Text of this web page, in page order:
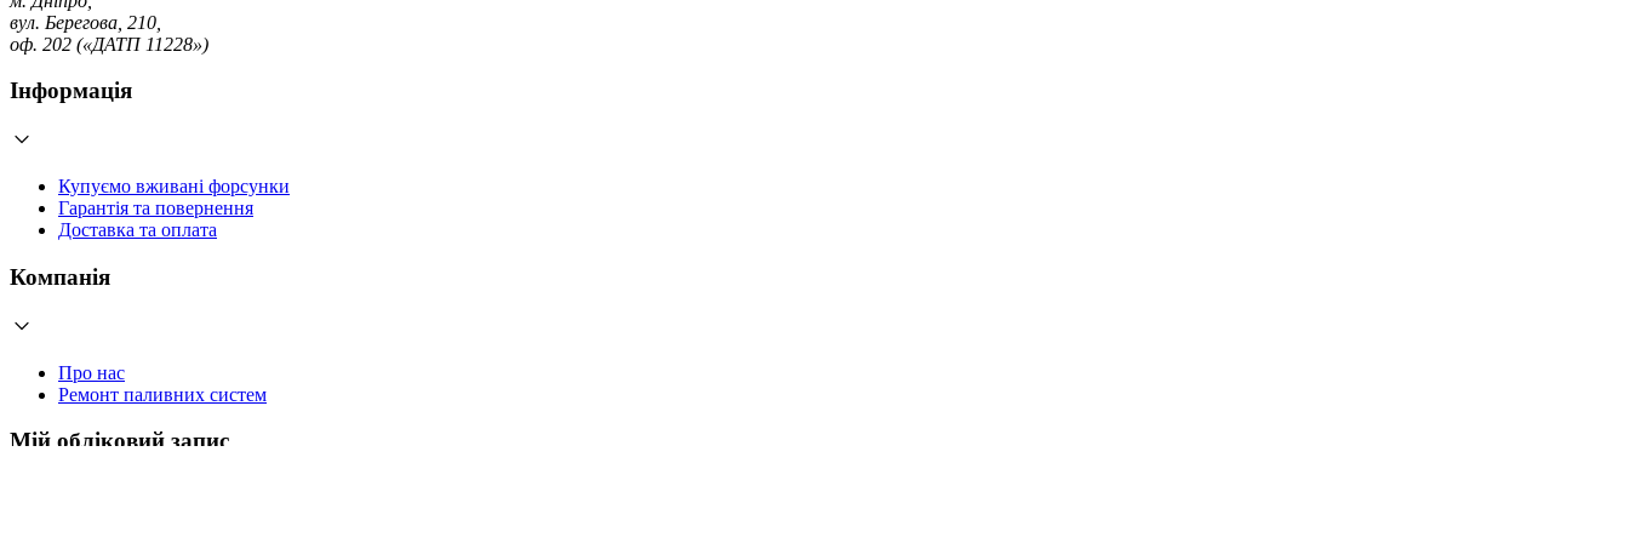
вул. Берегова, 210,
оф. 202 («ДАТП 11228»)
Інформація
Купуємо вживані форсунки
Гарантія та повернення
Доставка та оплата
Компанія
Про нас
Ремонт паливних систем
Мій обліковий запис